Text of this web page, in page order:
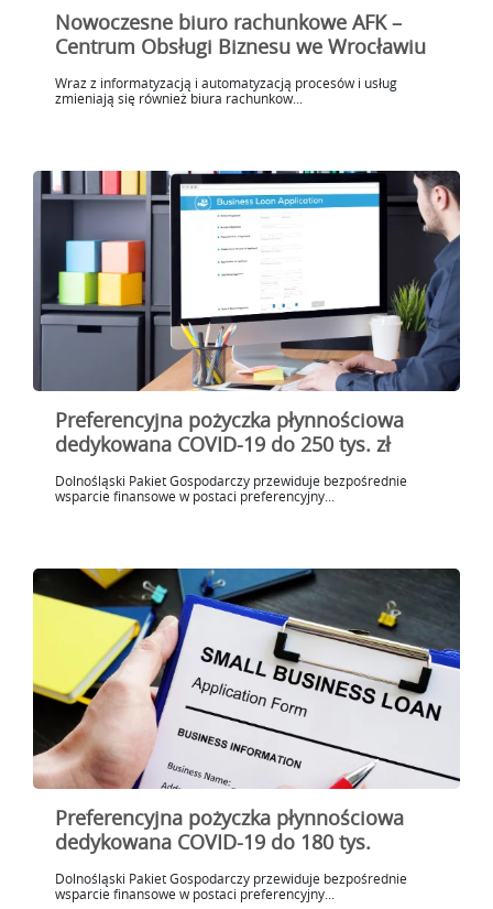
Nowoczesne biuro rachunkowe AFK –
Centrum Obsługi Biznesu we Wrocławiu
Wraz z informatyzacją i automatyzacją procesów i usług
zmieniają się również biura rachunkow...
Preferencyjna pożyczka płynnościowa
dedykowana COVID-19 do 250 tys. zł
Dolnośląski Pakiet Gospodarczy przewiduje bezpośrednie
wsparcie finansowe w postaci preferencyjny...
Preferencyjna pożyczka płynnościowa
dedykowana COVID-19 do 180 tys.
Dolnośląski Pakiet Gospodarczy przewiduje bezpośrednie
wsparcie finansowe w postaci preferencyjny...